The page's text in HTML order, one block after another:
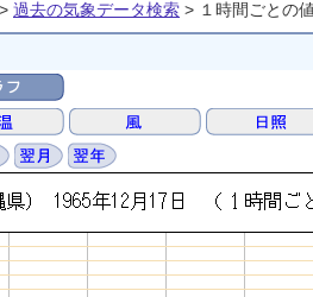
> 過去の気象データ検索 > １時間ごとの